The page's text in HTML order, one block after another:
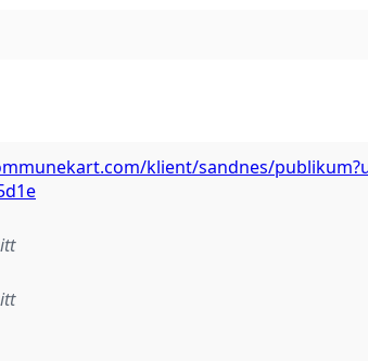
klient/sandnes/